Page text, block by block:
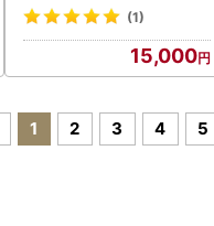
(1)
15,000
1 2 3 4 5